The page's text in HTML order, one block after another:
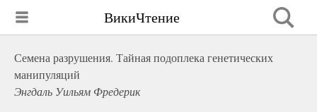
ВикиЧтение
Семена разрушения. Тайная подоплека генетических
манипуляций
Энгдаль Уильям Фредерик